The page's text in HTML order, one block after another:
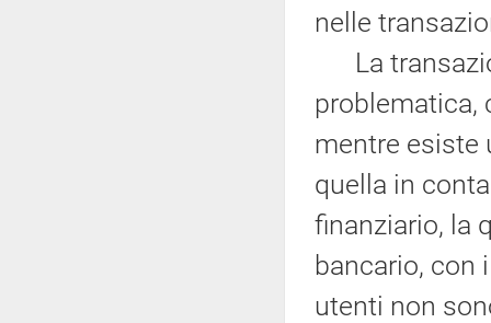
nelle
La
problematica,
mentre esiste
quella in
finanziario, la
bancario, con
utenti non